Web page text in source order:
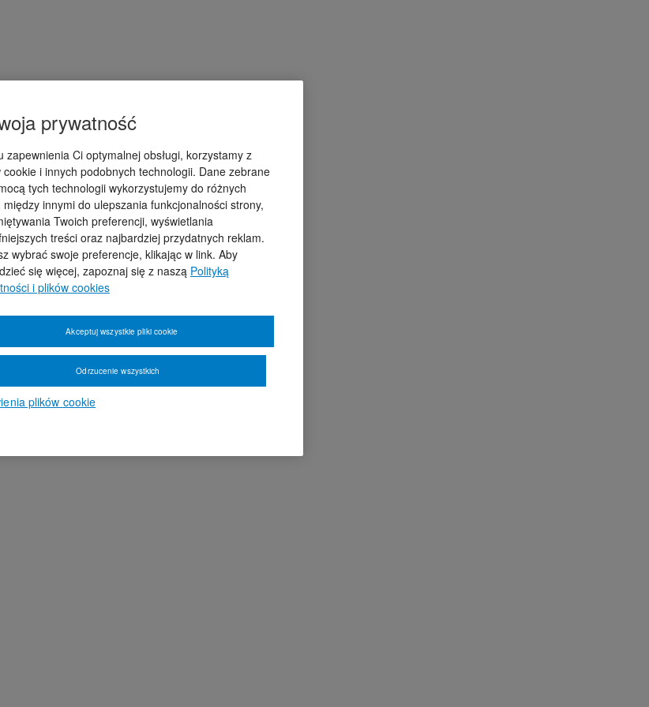
prywatność
zapewnienia Ci optymalnej obsługi, korzystamy z
cookie i innych podobnych technologii. Dane zebrane
tych technologii wykorzystujemy do różnych
między innymi do ulepszania funkcjonalności strony,
Twoich preferencji, wyświetlania
treści oraz najbardziej przydatnych reklam.
wybrać swoje preferencje, klikając w link. Aby
się więcej, zapoznaj się z naszą Polityką
i plików cookies
plików cookie
Odrzucenie wszystkich
Akceptuj wszystkie pliki cookie